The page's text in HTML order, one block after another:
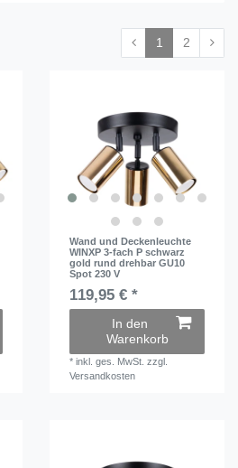
1 2
Wand und Deckenleuchte
WINXP 3-fach P schwarz
gold rund drehbar GU10
Spot 230 V
119,95 € *
In den
Warenkorb
*inkl. ges. MwSt. zzgl.
Versandkosten